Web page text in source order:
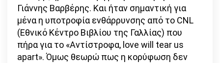
Γιάννης Βαρβέρης. Και ήταν σημαντική για
μένα η υποτροφία ενθάρρυνσης από το CNL
(Εθνικό Κέντρο Βιβλίου της Γαλλίας) που
πήρα για το «Αντίστροφα, love will tear us
apart». Όμως θεωρώ πως η κορύφωση δεν